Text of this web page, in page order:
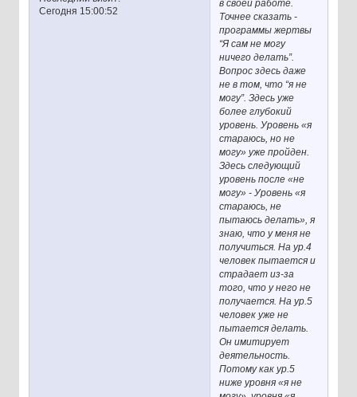
Сегодня 15:00:52
в своей работе.
Точнее сказать -
программы жертвы
“Я сам не могу
ничего делать”.
Вопрос здесь даже
не в том, что “я не
могу”. Здесь уже
более глубокий
уровень. Уровень «я
стараюсь, но не
могу» уже пройден.
Здесь следующий
уровень после «не
могу» - Уровень «я
стараюсь, не
пытаюсь делать», я
знаю, что у меня не
получиться. На ур.4
человек пытается и
страдает из-за
того, что у него не
получается. На ур.5
человек уже не
пытается делать.
Он имитирует
деятельность.
Потому как ур.5
ниже уровня «я не